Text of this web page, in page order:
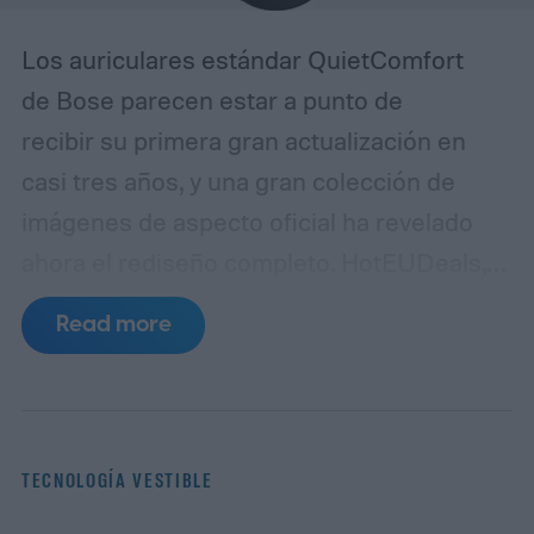
Los auriculares estándar QuietComfort
de Bose parecen estar a punto de
recibir su primera gran actualización en
casi tres años, y una gran colección de
en colaboración con @onLeaks, ha
compartido 54 renders de prensa en alta
generación).
Read more
TECNOLOGÍA VESTIBLE